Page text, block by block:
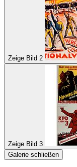
Zeige Bild 2
Zeige Bild 3
Galerie schließen